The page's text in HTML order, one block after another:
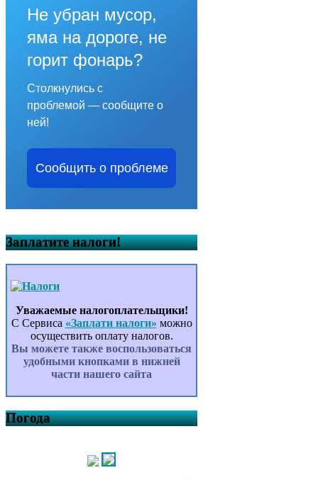
Не убран мусор,
яма на дороге, не
горит фонарь?
Столкнулись с
проблемой — сообщите о
ней!
Сообщить о проблеме
Заплатите налоги!
Уважаемые налогоплательщики!
С Сервиса «Заплати налоги» можно
осуществить оплату налогов.
Вы можете также воспользоваться
удобными кнопками в нижней
части нашего сайта
Погода